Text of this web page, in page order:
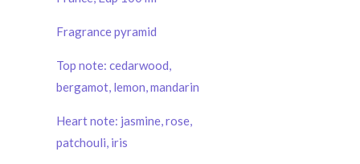
Fragrance pyramid
Top note: cedarwood,
bergamot, lemon, mandarin
Heart note: jasmine, rose,
patchouli, iris